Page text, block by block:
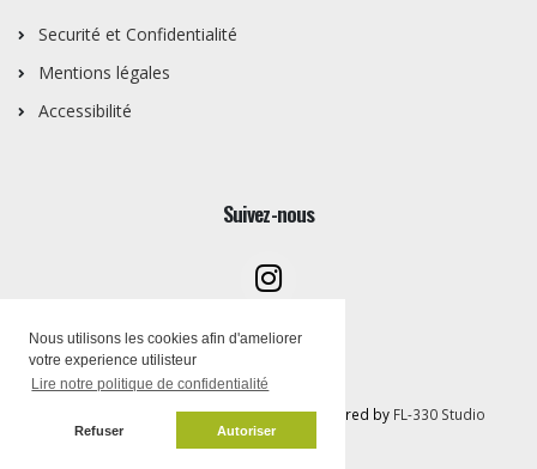
Nous utilisons les cookies afin d'ameliorer
votre experience utilisteur
Lire notre politique de confidentialité
Refuser Autoriser
Securité et Confidentialité
Mentions légales
Accessibilité
Suivez-nous
Copyright © Artothèque PEMB 2026 | Powered by FL-330 Studio